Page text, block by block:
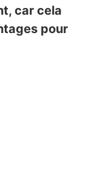
car cela
pour